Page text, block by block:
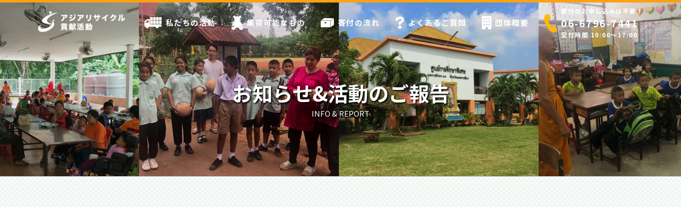
私たちの活動 集荷可能なもの 寄付の流れ よくあるご質問 団体概要
寄付のお申し込みは不要！
06-6796-7441
受付時間 10:00〜17:00
お知らせ&活動のご報告
INFO & REPORT